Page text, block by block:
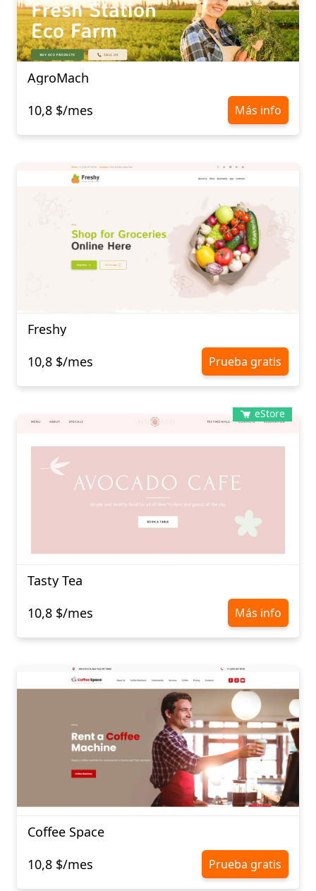
AgroMach
10,8 $/mes
Más info
Freshy
10,8 $/mes
Prueba gratis
eStore
Tasty Tea
10,8 $/mes
Más info
Coffee Space
10,8 $/mes
Prueba gratis